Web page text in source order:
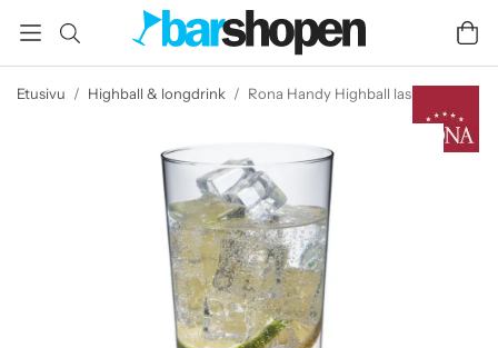
Etusivu / Highball & longdrink / Rona Handy Highball lasi 45 cl